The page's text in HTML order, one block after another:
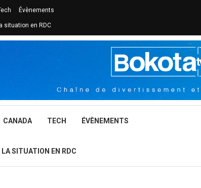
Évènements
situation en RDC
CANADA TECH ÉVÈNEMENTS
LA SITUATION EN RDC